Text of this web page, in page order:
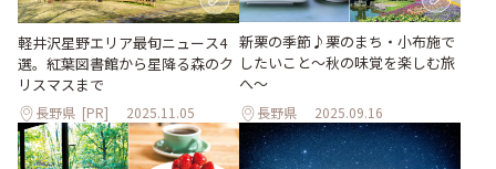
軽井沢星野エリア最旬ニュース4
選。紅葉図書館から星降る森のク
リスマスまで
長野県 [PR] 2025.11.05
新栗の季節♪栗のまち・小布施で
したいこと～秋の味覚を楽しむ旅
へ～
長野県 2025.09.16